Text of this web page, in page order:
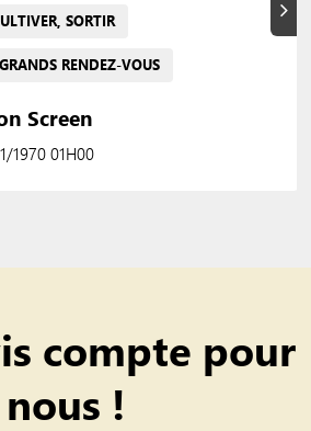
SORTIR
RENDEZ-VOUS
Screen
1970 01H00
compte pour
nous !